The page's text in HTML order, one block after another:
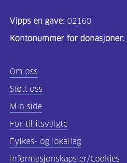
Vipps en gave: 02160
Kontonummer for donasjoner:
Om oss
Støtt oss
Min side
For tillitsvalgte
Fylkes- og lokallag
Informasjonskapsler/Cookies